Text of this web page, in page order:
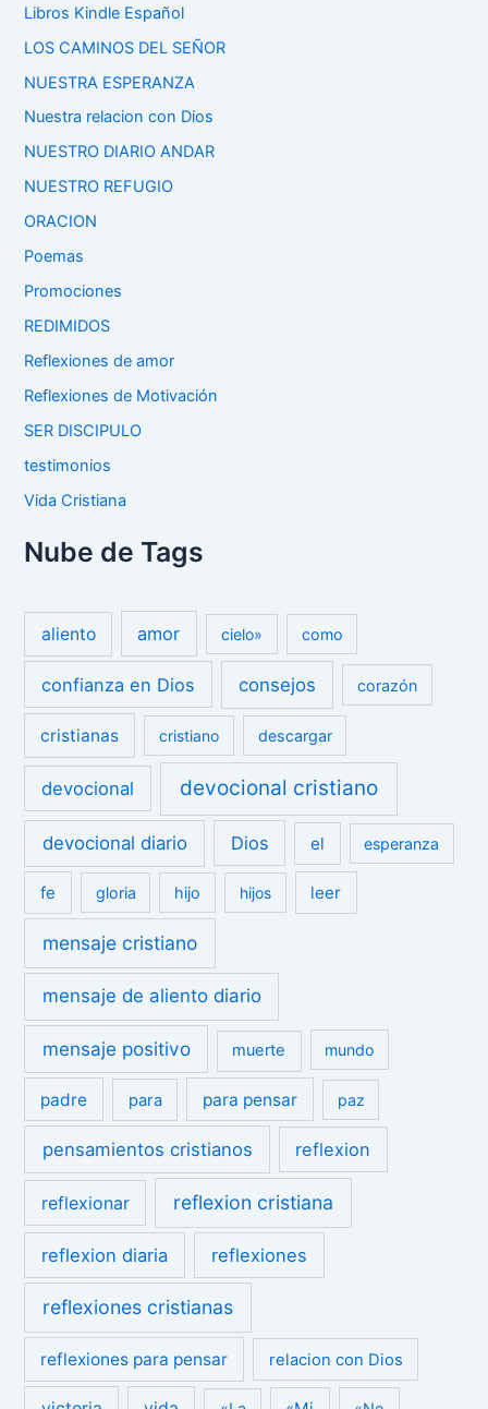
Libros Kindle Español
LOS CAMINOS DEL SEÑOR
NUESTRA ESPERANZA
Nuestra relacion con Dios
NUESTRO DIARIO ANDAR
NUESTRO REFUGIO
ORACION
Poemas
Promociones
REDIMIDOS
Reflexiones de amor
Reflexiones de Motivación
SER DISCIPULO
testimonios
Vida Cristiana
Nube de Tags
aliento amor cielo» como
confianza en Dios consejos corazón
cristianas cristiano descargar
devocional devocional cristiano
devocional diario Dios el esperanza
fe gloria hijo hijos leer
mensaje cristiano
mensaje de aliento diario
mensaje positivo muerte mundo
padre para para pensar paz
pensamientos cristianos reflexion
reflexionar reflexion cristiana
reflexion diaria reflexiones
reflexiones cristianas
reflexiones para pensar relacion con Dios